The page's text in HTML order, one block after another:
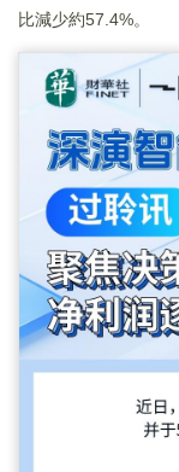
比減少約57.4%。